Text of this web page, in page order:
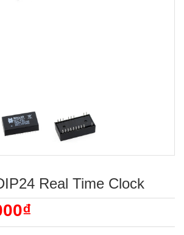
Real Time Clock